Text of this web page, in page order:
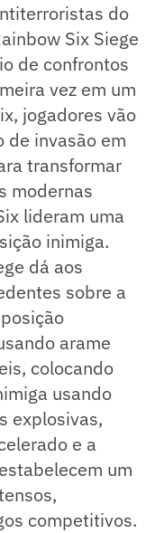
do
Six Siege
de confrontos
vez em um
jogadores vão
de invasão em
transformar
modernas
lideram uma
inimiga.
dá aos
sobre a
arame
colocando
usando
explosivas,
e a
um
competitivos.